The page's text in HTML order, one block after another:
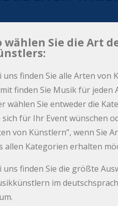
wählen Sie die Art
uns finden Sie alle Arten von
finden Sie Musik für jeden
wählen Sie entweder die
sich für Ihr Event wünschen
von Künstlern”, wenn Sie
allen Kategorien erhalten
uns finden Sie die größte
im